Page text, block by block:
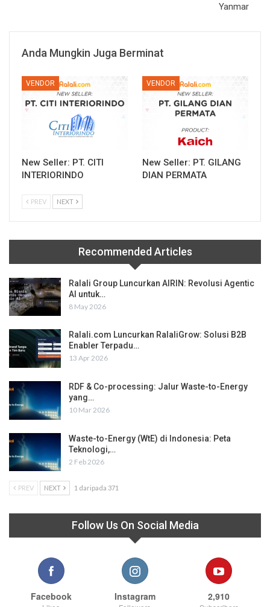
Yanmar
Anda Mungkin Juga Berminat
VENDOR
New Seller: PT. CITI
INTERIORINDO
VENDOR
New Seller: PT. GILANG
DIAN PERMATA
PREV NEXT
Recommended Articles
Ralali Group Luncurkan AIRIN: Revolusi Agentic
AI untuk…
8 May 2026
Ralali.com Luncurkan RalaliGrow: Solusi B2B
Enabler Terpadu…
13 Apr 2026
RDF & Co-processing: Jalur Waste-to-Energy
yang…
10 Mar 2026
Waste-to-Energy (WtE) di Indonesia: Peta
Teknologi,…
2 Feb 2026
PREV NEXT 1 daripada 371
Follow Us On Social Media
Facebook Instagram 2,910